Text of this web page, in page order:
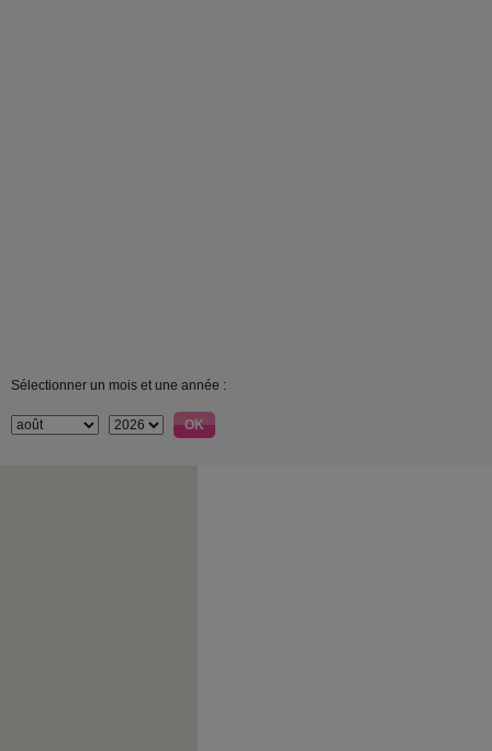
Sélectionner un mois et une année :